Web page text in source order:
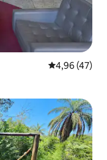
4,96 de uma
4,96 (47)